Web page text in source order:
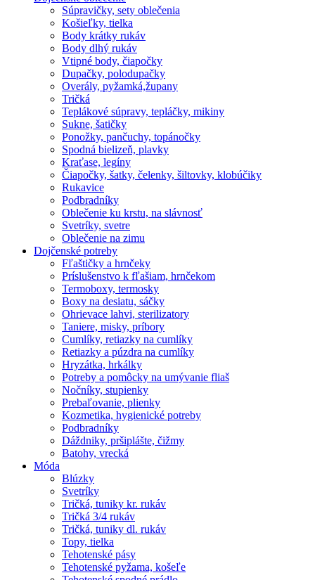
Súpravičky, sety oblečenia
Košieľky, tielka
Body krátky rukáv
Body dlhý rukáv
Vtipné body, čiapočky
Dupačky, polodupačky
Overály, pyžamká,župany
Tričká
Teplákové súpravy, tepláčky, mikiny
Sukne, šatičky
Ponožky, pančuchy, topánočky
Spodná bielizeň, plavky
Kraťase, legíny
Čiapočky, šatky, čelenky, šiltovky, klobúčiky
Rukavice
Podbradníky
Oblečenie ku krstu, na slávnosť
Svetríky, svetre
Oblečenie na zimu
Dojčenské potreby
Fľaštičky a hrnčeky
Príslušenstvo k fľašiam, hrnčekom
Termoboxy, termosky
Boxy na desiatu, sáčky
Ohrievace lahvi, sterilizatory
Taniere, misky, príbory
Cumlíky, retiazky na cumlíky
Retiazky a púzdra na cumlíky
Hryzátka, hrkálky
Potreby a pomôcky na umývanie fliaš
Nočníky, stupienky
Prebaľovanie, plienky
Kozmetika, hygienické potreby
Podbradníky
Dáždniky, pršiplášte, čižmy
Batohy, vrecká
Móda
Blúzky
Svetríky
Tričká, tuniky kr. rukáv
Tričká 3/4 rukáv
Tričká, tuniky dl. rukáv
Topy, tielka
Tehotenské pásy
Tehotenské pyžama, košeľe